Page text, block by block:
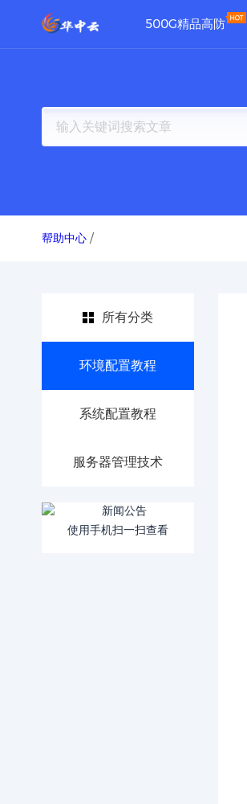
500G精品高防
帮助中心 /
所有分类
环境配置教程
系统配置教程
服务器管理技术
使用手机扫一扫查看